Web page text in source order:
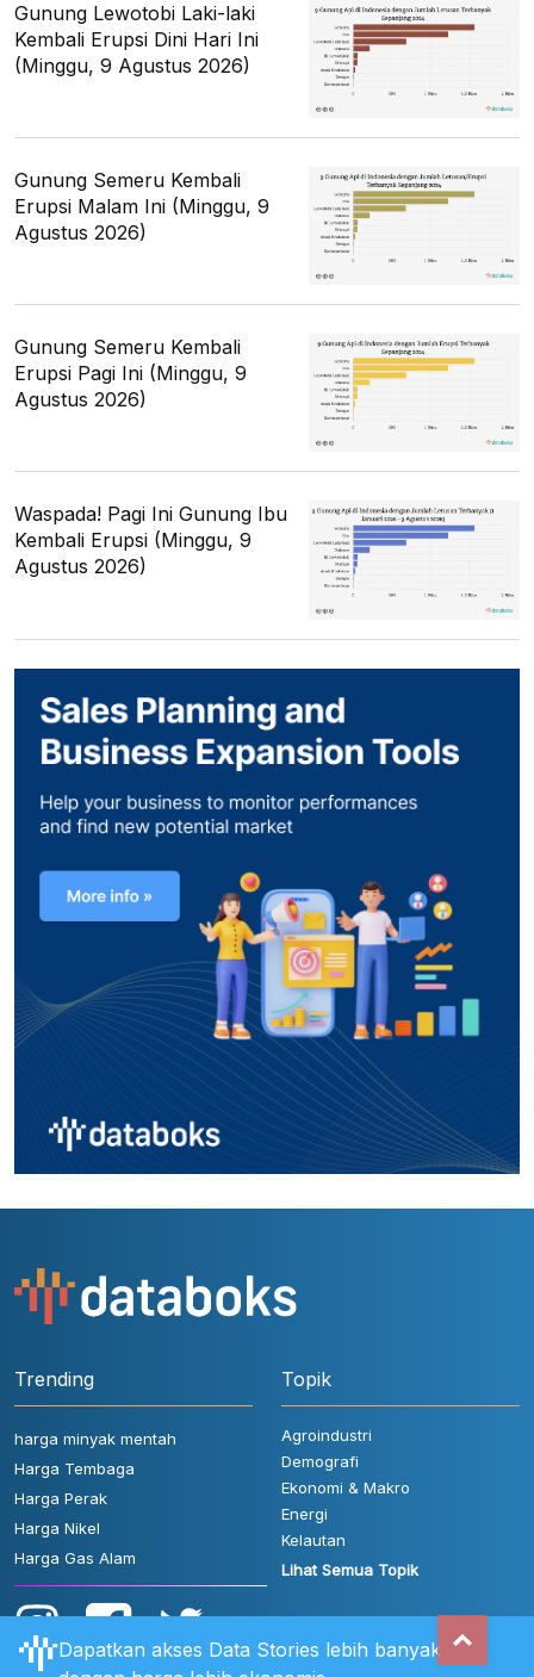
Gunung Lewotobi Laki-laki
Kembali Erupsi Dini Hari Ini
(Minggu, 9 Agustus 2026)
Gunung Semeru Kembali
Erupsi Malam Ini (Minggu, 9
Agustus 2026)
Gunung Semeru Kembali
Erupsi Pagi Ini (Minggu, 9
Agustus 2026)
Waspada! Pagi Ini Gunung Ibu
Kembali Erupsi (Minggu, 9
Agustus 2026)
Trending
harga minyak mentah
Harga Tembaga
Harga Perak
Harga Nikel
Harga Gas Alam
Topik
Agroindustri
Demografi
Ekonomi & Makro
Energi
Kelautan
Lihat Semua Topik
Dapatkan akses Data Stories lebih banyak